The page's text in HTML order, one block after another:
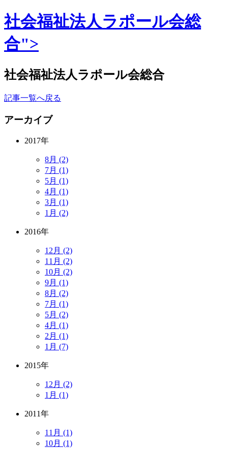
社会福祉法人ラポール会総
合">
社会福祉法人ラポール会総合
記事一覧へ戻る
アーカイブ
2017年
8月 (2)
7月 (1)
5月 (1)
4月 (1)
3月 (1)
1月 (2)
2016年
12月 (2)
11月 (2)
10月 (2)
9月 (1)
8月 (2)
7月 (1)
5月 (2)
4月 (1)
2月 (1)
1月 (7)
2015年
12月 (2)
1月 (1)
2011年
11月 (1)
10月 (1)